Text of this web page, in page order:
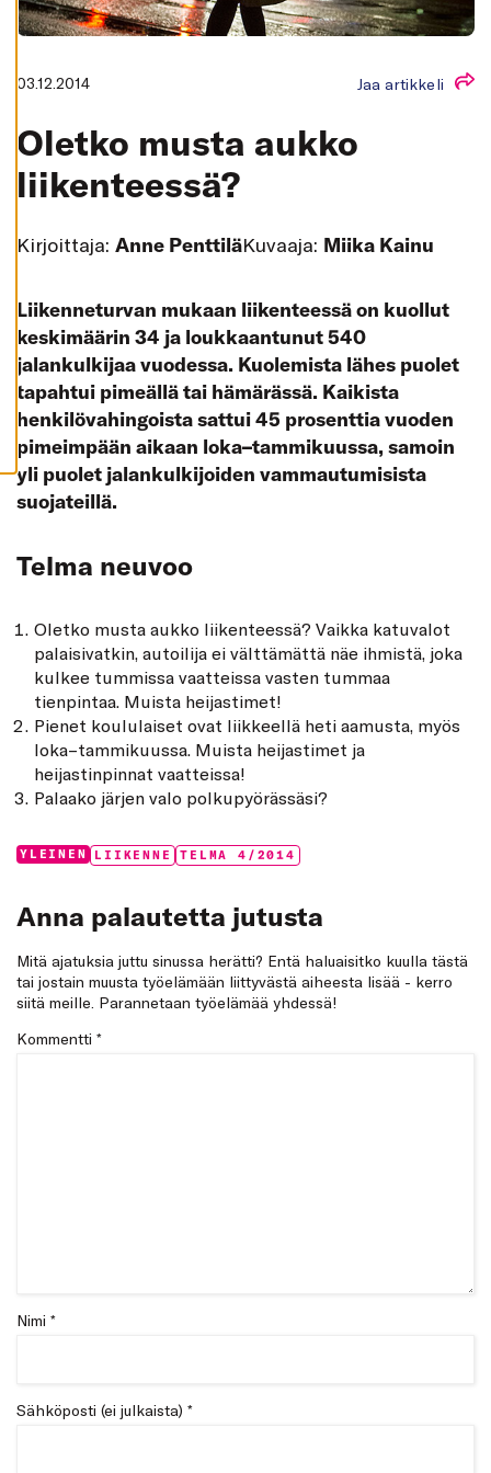
K
A
I
Y
V
S
A
I
E
V
S
T
E
E
T
03.12.2014 Jaa artikkeli
Oletko musta aukko
liikenteessä?
Kirjoittaja: Anne PenttiläKuvaaja: Miika Kainu
Liikenneturvan mukaan liikenteessä on kuollut
keskimäärin 34 ja loukkaantunut 540
jalankulkijaa vuodessa. Kuolemista lähes puolet
tapahtui pimeällä tai hämärässä. Kaikista
henkilövahingoista sattui 45 prosenttia vuoden
pimeimpään aikaan loka–tammikuussa, samoin
yli puolet jalankulkijoiden vammautumisista
suojateillä.
Telma neuvoo
Oletko musta aukko liikenteessä? Vaikka katuvalot
palaisivatkin, autoilija ei välttämättä näe ihmistä, joka
kulkee tummissa vaatteissa vasten tummaa
tienpintaa. Muista heijastimet!
Pienet koululaiset ovat liikkeellä heti aamusta, myös
loka–tammikuussa. Muista heijastimet ja
heijastinpinnat vaatteissa!
Palaako järjen valo polkupyörässäsi?
Categories:
YLEINEN Tags:
LIIKENNE TELMA 4/2014
Anna palautetta jutusta
Mitä ajatuksia juttu sinussa herätti? Entä haluaisitko kuulla tästä
tai jostain muusta työelämään liittyvästä aiheesta lisää - kerro
siitä meille. Parannetaan työelämää yhdessä!
Kommentti *
Nimi *
Sähköposti (ei julkaista) *